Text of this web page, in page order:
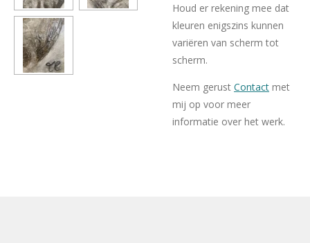
Houd er rekening mee dat
kleuren enigszins kunnen
variëren van scherm tot
scherm.
Neem gerust Contact met
mij op voor meer
informatie over het werk.